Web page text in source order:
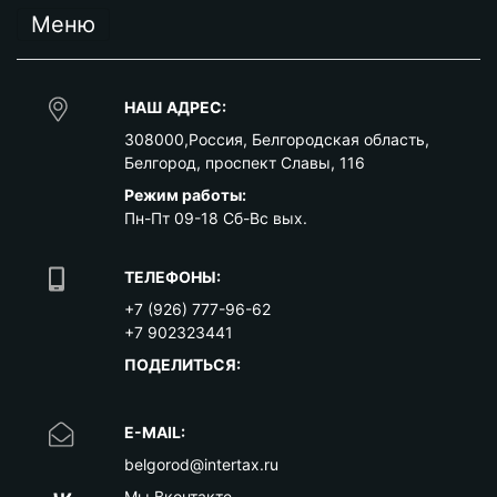
Меню
НАШ АДРЕС:
308000,Россия, Белгородская область,
Белгород, проспект Славы, 116
Режим работы:
Пн-Пт 09-18 Сб-Вс вых.
ТЕЛЕФОНЫ:
+7 (926) 777-96-62
+7 902323441
ПОДЕЛИТЬСЯ:
E-MAIL:
belgorod@intertax.ru